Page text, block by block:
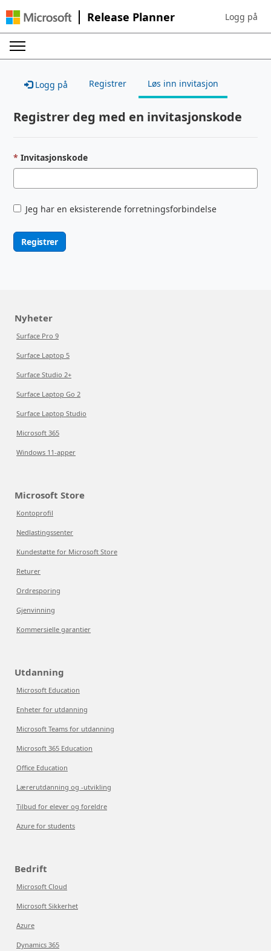
Release Planner Sign in to
Logg på
Logg på Registrer Løs inn invitasjon
Registrer deg med en invitasjonskode
Invitasjonskode
Jeg har en eksisterende forretningsforbindelse
Registrer
Nyheter
Surface Pro 9
Surface Laptop 5
Surface Studio 2+
Surface Laptop Go 2
Surface Laptop Studio
Microsoft 365
Windows 11-apper
Microsoft Store
Kontoprofil
Nedlastingssenter
Kundestøtte for Microsoft Store
Returer
Ordresporing
Gjenvinning
Kommersielle garantier
Utdanning
Microsoft Education
Enheter for utdanning
Microsoft Teams for utdanning
Microsoft 365 Education
Office Education
Lærerutdanning og -utvikling
Tilbud for elever og foreldre
Azure for students
Bedrift
Microsoft Cloud
Microsoft Sikkerhet
Azure
Dynamics 365